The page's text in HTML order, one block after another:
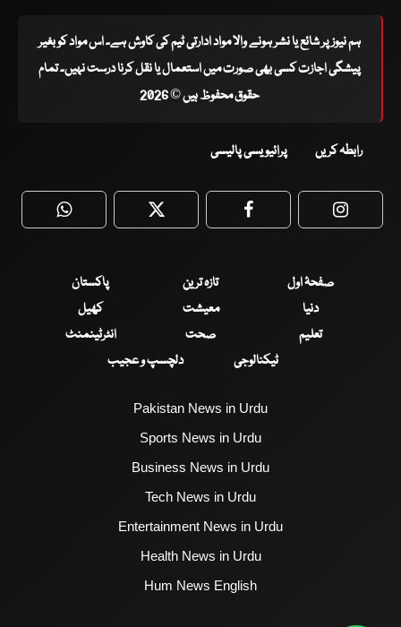
ہم نیوز پر شائع یا نشر ہونے والا مواد ادارتی ٹیم کی کاوش ہے۔ اس مواد کو بغیر
پیشگی اجازت کسی بھی صورت میں استعمال یا نقل کرنا درست نہیں۔ تمام
حقوق محفوظ ہیں © 2026
رابطہ کریں پرائیویسی پالیسی
WhatsApp Twitter Facebook
صفحۂ اول تازہ ترین
پاکستان
دنیا
معیشت
کھیل
تعلیم
صحت
انٹرٹینمنٹ
ٹیکنالوجی
دلچسپ و عجیب
Pakistan News in Urdu
Sports News in Urdu
Business News in Urdu
Tech News in Urdu
Entertainment News in Urdu
Health News in Urdu
Hum News English